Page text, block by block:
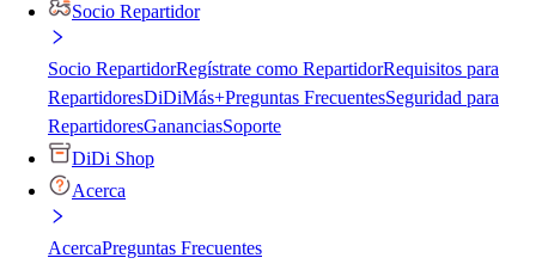
Socio Repartidor
Socio RepartidorRegístrate como RepartidorRequisitos para
RepartidoresDiDiMás+Preguntas FrecuentesSeguridad para
RepartidoresGananciasSoporte
DiDi Shop
Acerca
AcercaPreguntas Frecuentes